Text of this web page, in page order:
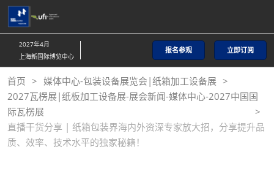
直
接
跳
至
内
容
2027年4月
上海新国际博览中心
报名参观 立即订阅
首页
媒体中心-包装设备展览会|纸箱加工设备展
2027瓦楞展|纸板加工设备展-展会新闻-媒体中心-2027中国国
际瓦楞展
直播干货分享 | 纸箱包装界海内外资深专家放大招，分享提升品
质、效率、技术水平的独家秘籍！